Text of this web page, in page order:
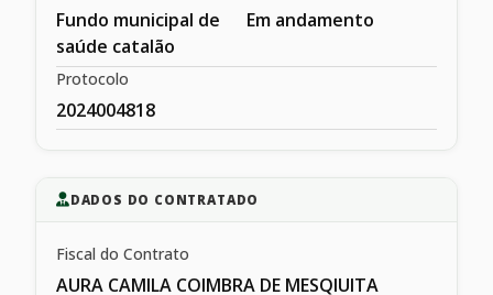
Fundo municipal de
saúde catalão
Em andamento
Protocolo
2024004818
DADOS DO CONTRATADO
Fiscal do Contrato
AURA CAMILA COIMBRA DE MESQIUITA